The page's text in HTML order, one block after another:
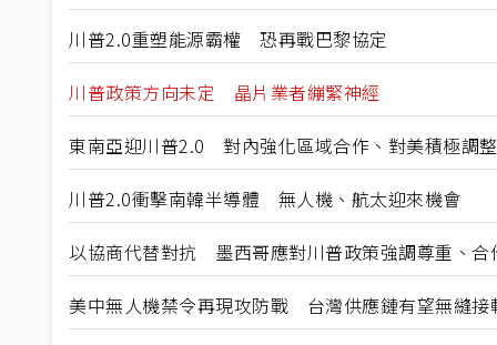
川普2.0重塑能源霸權 恐再戰巴黎協定
川普政策方向未定 晶片業者繃緊神經
東南亞迎川普2.0 對內強化區域合作、對美積極調整
川普2.0衝擊南韓半導體 無人機、航太迎來機會
以協商代替對抗 墨西哥應對川普政策強調尊重、合
美中無人機禁令再現攻防戰 台灣供應鏈有望無縫接